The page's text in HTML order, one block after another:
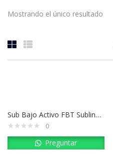
Mostrando el único resultado
Sub Bajo Activo FBT Subline 218SA | 2×18” | 2400W / 1200W RMS
0
Preguntar